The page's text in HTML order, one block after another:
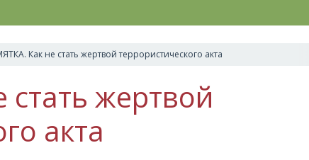
Как не стать жертвой террористического акта
жертвой
акта